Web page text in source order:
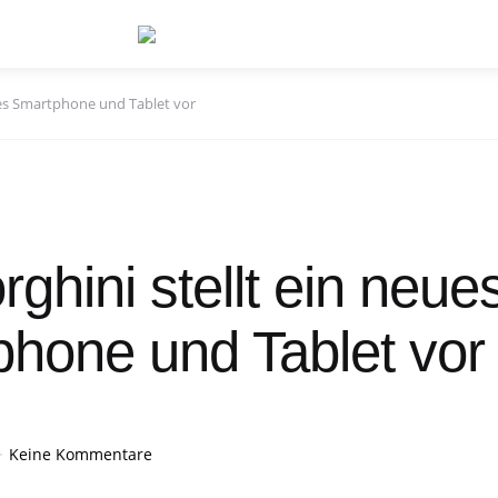
Smartphone und Tablet vor
stellt ein
und Tablet vor
Keine Kommentare